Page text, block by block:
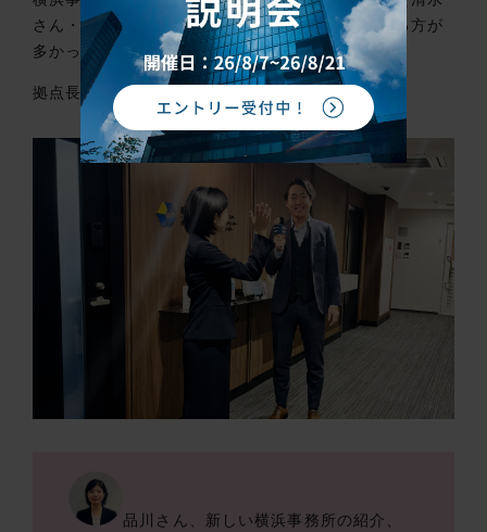
さん・山口さん）の人柄が穏やかな点をあげている方が
多かったです🤗
拠点長のお二人にもお話を聞いてみましょう！
品川さん、新しい横浜事務所の紹介、